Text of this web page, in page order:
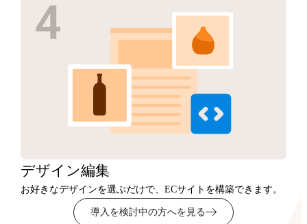
デザイン編集
お好きなデザインを選ぶだけで、ECサイトを構築できます。
導入を検討中の方へを見る